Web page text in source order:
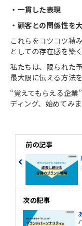
・一貫した表現
・顧客との関係性を
これらをコツコツ積
としての存在感を築
私たちは、限られた
最大限に伝える方法
“覚えてもらえる企
ディング、始めてみ
前の記事
次の記事